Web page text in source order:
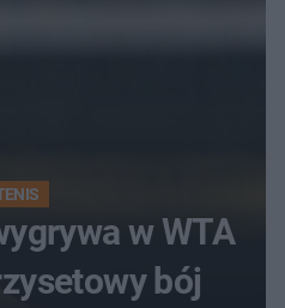
w WTA
bój